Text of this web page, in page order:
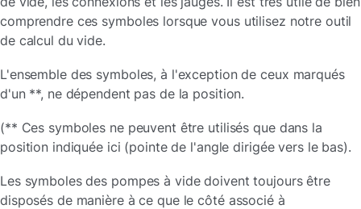
comprendre ces symboles lorsque vous utilisez notre outil
de calcul du vide.
L'ensemble des symboles, à l'exception de ceux marqués
d'un **, ne dépendent pas de la position.
(** Ces symboles ne peuvent être utilisés que dans la
position indiquée ici (pointe de l'angle dirigée vers le bas).
Les symboles des pompes à vide doivent toujours être
disposés de manière à ce que le côté associé à